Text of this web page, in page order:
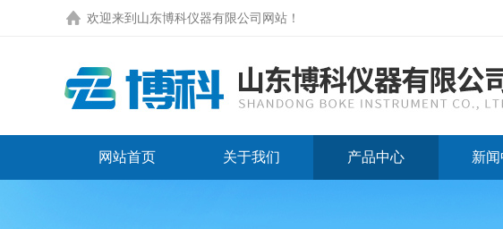
欢迎来到 山东博科仪器有限公司网站 ！
网站首页 关于我们 产品中心 新